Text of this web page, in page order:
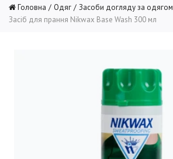
Головна Одяг
Засоби догляду за одягом
Засіб для прання Nikwax Base Wash 300 мл